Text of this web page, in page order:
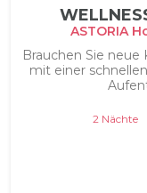
ASTORIA
Brauchen Sie
mit einer
2 Nächte